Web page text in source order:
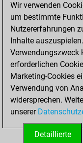
Wir verwenden
um bestimmte
Nutzererfahrungen
Inhalte
Verwendungszweck
erforderlichen
Marketing-Cookies
Verwendung von
widersprechen.
unserer
Detaillierte